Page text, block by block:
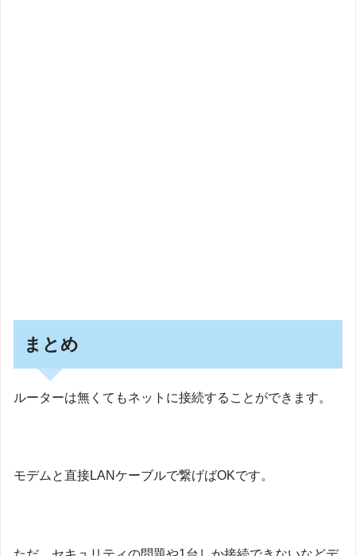
まとめ
ルーターは無くてもネットに接続することができます。
モデムと直接LANケーブルで繋げばOKです。